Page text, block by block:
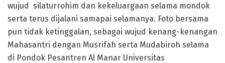
wujud silaturrohim dan kekeluargaan selama mondok
serta terus dijalani samapai selamanya. Foto bersama
pun tidak ketinggalan, sebagai wujud kenang-kenangan
Mahasantri dengan Musrifah serta Mudabiroh selama
di Pondok Pesantren Al Manar Universitas